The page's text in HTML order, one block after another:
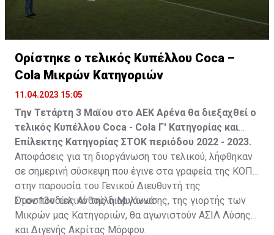
Ορίστηκε ο τελικός Κυπέλλου Coca –
Cola Μικρών Κατηγοριών
11.04.2023 15:05
Την Τετάρτη 3 Μαϊου στο ΑΕΚ Αρένα θα διεξαχθεί ο
τελικός Κυπέλλου Coca - Cola Γ' Κατηγορίας και
Επίλεκτης Κατηγορίας ΣΤΟΚ περιόδου 2022 - 2023.
Αποφάσεις για τη διοργάνωση του τελικού, λήφθηκαν
σε σημερινή σύσκεψη που έγινε στα γραφεία της ΚΟΠ
στην παρουσία του Γενικού Διευθυντή της
Ομοσπονδίας Ανθούλη Μυλωνά.
Στον 13ο τελικό της διοργάνωσης, της γιορτής των
Μικρών μας Κατηγοριών, θα αγωνιστούν ΑΣΙΛ Λύσης
και Διγενής Ακρίτας Μόρφου.